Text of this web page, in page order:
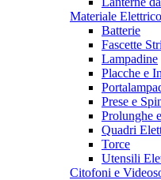
Materiale Elettrico
Batterie
Fascette
Lampadine
Placche e
Prese e
Prolunghe
Quadri
Torce
Utensili
Citofoni e